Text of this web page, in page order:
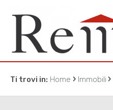
Ti trovi in: Home › Immobili ›